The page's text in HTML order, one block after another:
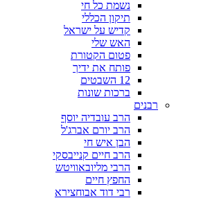
נשמת כל חי
תיקון הכללי
קדיש על ישראל
האש שלי
פטום הקטורת
פותח את ידיך
12 השבטים
ברכות שונות
רבנים
הרב עובדיה יוסף
הרב יורם אברג'ל
הבן איש חי
הרב חיים קנייבסקי
הרבי מליובאוויטש
החפץ חיים
רבי דוד אבוחצירא